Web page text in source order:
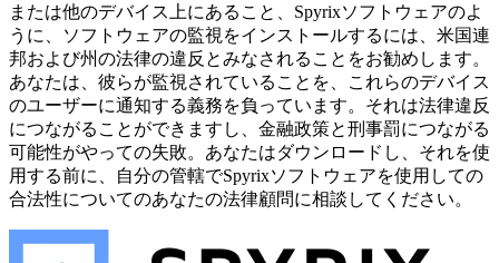
または他のデバイス上にあること、Spyrixソフトウェアのよ
うに、ソフトウェアの監視をインストールするには、米国連
邦および州の法律の違反とみなされることをお勧めします。
あなたは、彼らが監視されていることを、これらのデバイス
のユーザーに通知する義務を負っています。それは法律違反
につながることができますし、金融政策と刑事罰につながる
可能性がやっての失敗。あなたはダウンロードし、それを使
用する前に、自分の管轄でSpyrixソフトウェアを使用しての
合法性についてのあなたの法律顧問に相談してください。